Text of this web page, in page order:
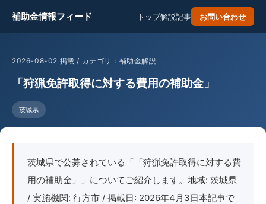
補助金情報フィード トップ解説記事 お問い合わせ
2026-08-02 掲載 / カテゴリ：補助金解説
「狩猟免許取得に対する費用の補助金」
茨城県
茨城県で公募されている「「狩猟免許取得に対する費
用の補助金」」についてご紹介します。地域: 茨城県
/ 実施機関: 行方市 / 掲載日: 2026年4月3日本記事で